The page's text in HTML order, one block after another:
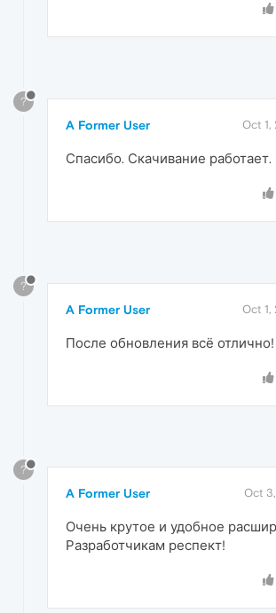
?
A Former User Oct 1,
Спасибо. Скачивание работает.
?
A Former User Oct 1,
После обновления всё отлично!
?
A Former User Oct
Очень крутое и удобное
Разработчикам респект!